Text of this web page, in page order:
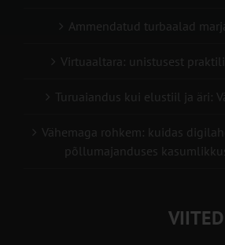
Ammendatud turbaalad
Virtuaaltara: unistusest
Turuaiandus kui elustiil ja äri:
Vähemaga rohkem: kuidas
põllumajanduses
VIITED